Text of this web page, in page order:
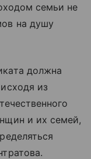
семьи не
на душу
должна
из
и их семей,